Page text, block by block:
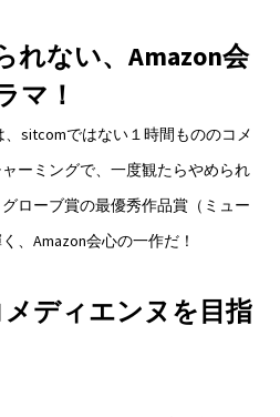
れない、Amazon会
マ！
、sitcomではない１時間もののコメ
ーミングで、一度観たらやめられ
ローブ賞の最優秀作品賞（ミュー
、Amazon会心の一作だ！
メディエンヌを目指